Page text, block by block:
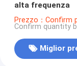
alta frequenza
Prezzo：Confirm
Confirm quantity
Miglior